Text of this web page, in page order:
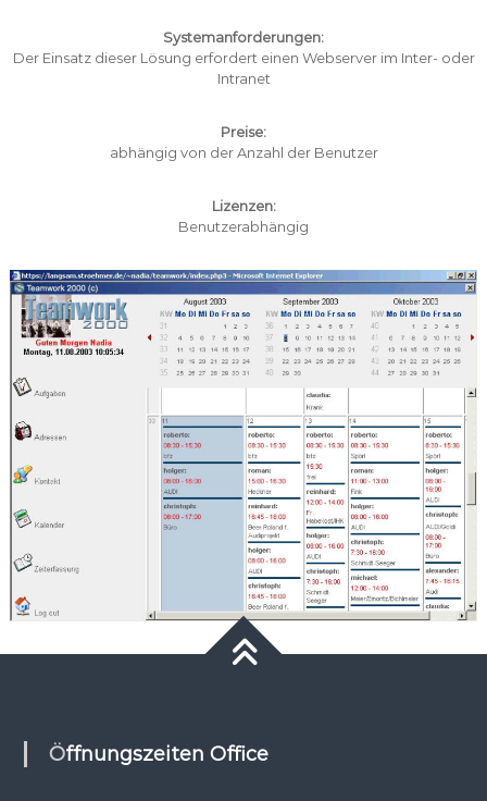
Systemanforderungen:
Der Einsatz dieser Lösung erfordert einen Webserver im Inter- oder
Intranet
Preise:
abhängig von der Anzahl der Benutzer
Lizenzen:
Benutzerabhängig
Öffnungszeiten Office